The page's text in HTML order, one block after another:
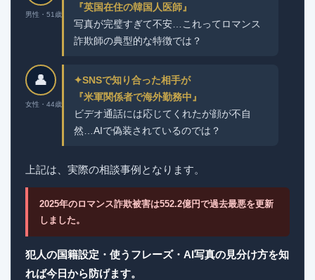
男性・51歳
『英国在住の韓国人医師』
写真が完璧すぎて不安…これってロマンス
詐欺師の典型的な特徴では？
👤
女性・44歳
✦SNSで知り合った相手が
『米軍関係者で海外勤務中』
ビデオ通話には応じてくれたが顔が不自
然…AIで偽装されているのでは？
上記は、実際の相談事例となります。
2025年のロマンス詐欺被害は552.2億円で過去最悪を更新
しました。
犯人の国籍設定・使うフレーズ・AI写真の見分け方を知
れば今日から防げます。